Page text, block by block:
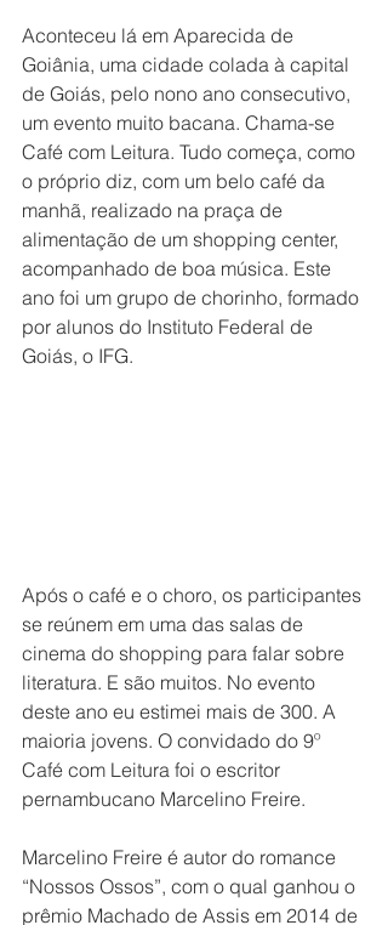
Aconteceu lá em Aparecida de
Goiânia, uma cidade colada à capital
de Goiás, pelo nono ano consecutivo,
um evento muito bacana. Chama-se
Café com Leitura. Tudo começa, como
o próprio diz, com um belo café da
manhã, realizado na praça de
alimentação de um shopping center,
acompanhado de boa música. Este
ano foi um grupo de chorinho, formado
por alunos do Instituto Federal de
Goiás, o IFG.
Após o café e o choro, os participantes
se reúnem em uma das salas de
cinema do shopping para falar sobre
literatura. E são muitos. No evento
deste ano eu estimei mais de 300. A
maioria jovens. O convidado do 9º
Café com Leitura foi o escritor
pernambucano Marcelino Freire.
Marcelino Freire é autor do romance
“Nossos Ossos”, com o qual ganhou o
prêmio Machado de Assis em 2014 de